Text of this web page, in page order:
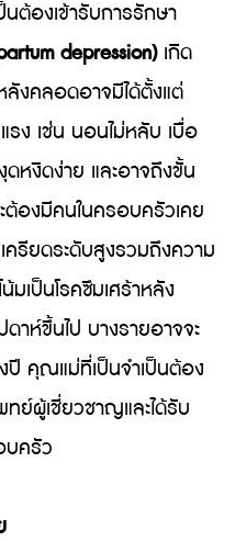
ต้องเข้ารับการรักษา
depression)เกิด
งคลอดอาจมีได้ตั้งแต่
รง เช่น นอนไม่หลับ เบื่อ
หงิดง่าย และอาจถึงขั้น
ต้องมีคนในครอบครัวเคย
รียดระดับสูงรวมถึงความ
เป็นโรคซึมเศร้าหลัง
าห์ขึ้นไป บางรายอาจจะ
ปี คุณแม่ที่เป็นจำเป็นต้อง
ย์ผู้เชี่ยวชาญและได้รับ
บครัว